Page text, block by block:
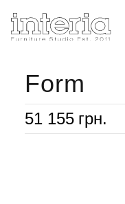
Form
51 155грн.